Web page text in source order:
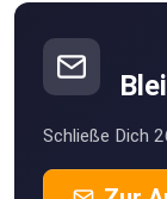
Schließe Dich